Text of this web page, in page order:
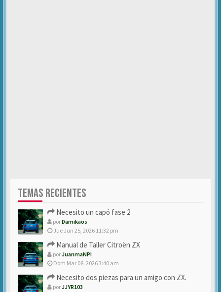
TEMAS RECIENTES
Necesito un capó fase 2
porDamikaos
Jue Jun 25, 2026 11:32 pm
Manual de Taller Citroën ZX
porJuanmaNPI
Dom Mar 08, 2026 3:40 am
Necesito dos piezas para un amigo con ZX.
porJJYR103